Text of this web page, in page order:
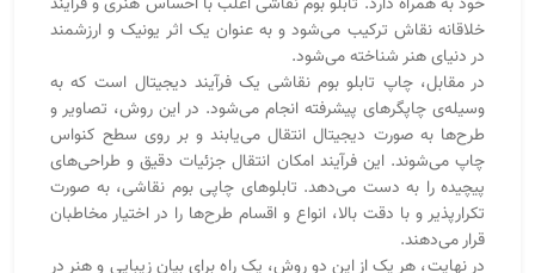
خلاقانه نقاش ترکیب می‌شود و به عنوان یک اثر یونیک و ارزشمند
در دنیای هنر شناخته می‌شود.
در مقابل، چاپ تابلو بوم نقاشی یک فرآیند دیجیتال است که به
وسیله‌ی چاپگرهای پیشرفته انجام می‌شود. در این روش، تصاویر و
طرح‌ها به صورت دیجیتال انتقال می‌یابند و بر روی سطح کنواس
چاپ می‌شوند. این فرآیند امکان انتقال جزئیات دقیق و طراحی‌های
پیچیده را به دست می‌دهد. تابلوهای چاپی بوم نقاشی، به صورت
تکرارپذیر و با دقت بالا، انواع و اقسام طرح‌ها را در اختیار مخاطبان
قرار می‌دهند.
در نهایت، هر یک از این دو روش، یک راه برای بیان زیبایی و هنر در